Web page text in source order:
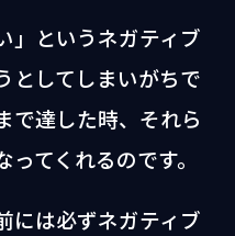
」というネガティブ
としてしまいがちで
で達した時、それら
てくれるのです。
には必ずネガティブ